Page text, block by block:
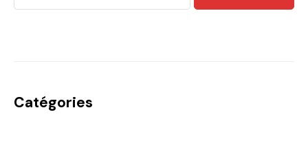
Catégories